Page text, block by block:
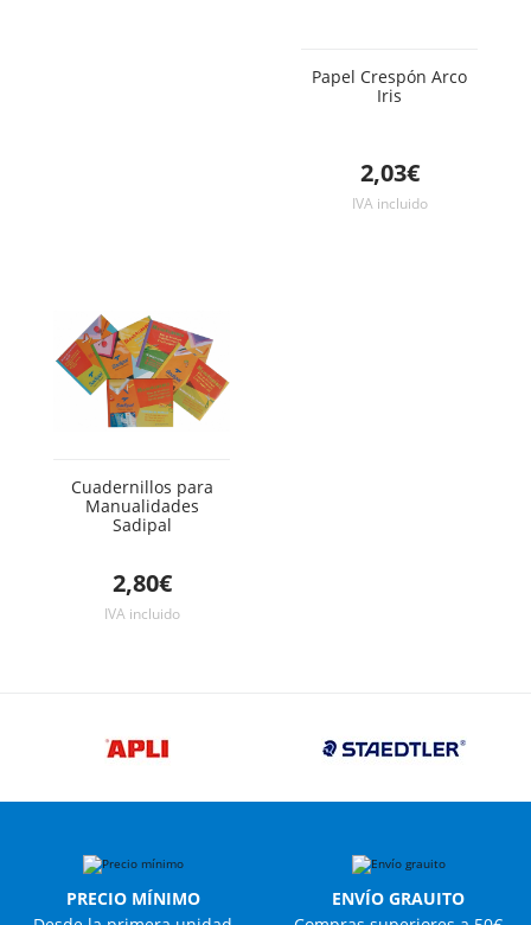
Papel Crespón Arco
Iris
2,03€
IVA incluido
Cuadernillos para
Manualidades
Sadipal
2,80€
IVA incluido
PRECIO MÍNIMO
ENVÍO GRAUITO